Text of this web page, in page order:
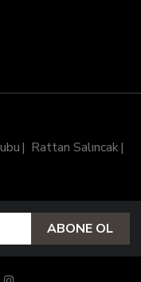
Rattan Salıncak
ABONE OL